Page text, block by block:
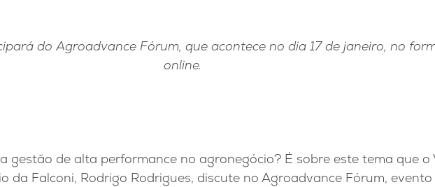
do Agroadvance Fórum, que acontece no dia 17 de janeiro, no
online.
gestão de alta performance no agronegócio? É sobre este tema que o
da Falconi, Rodrigo Rodrigues, discute no Agroadvance Fórum, evento